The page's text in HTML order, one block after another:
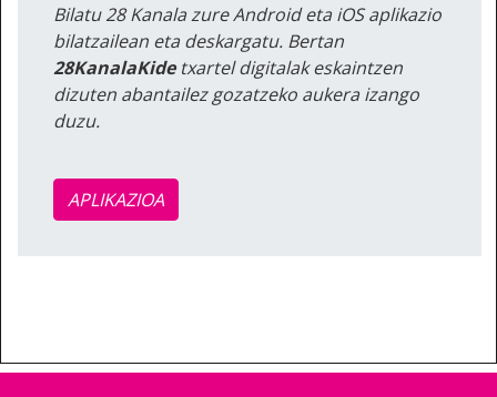
Bilatu 28 Kanala zure Android eta iOS aplikazio
bilatzailean eta deskargatu. Bertan
28KanalaKidetxartel digitalak eskaintzen
dizuten abantailez gozatzeko aukera izango
duzu.
APLIKAZIOA